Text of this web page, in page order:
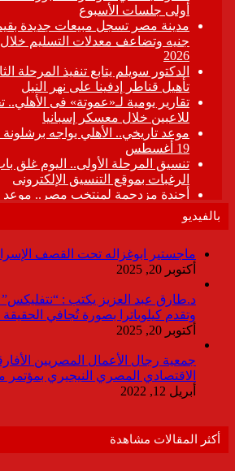
بالفيديو
ماجستير ابوغزاله تحت القصف
أكتوبر 20, 2025
د.طارق عبد العزيز يكتب :
وتقدم كيلوباترا بصورة تُجافي الحقيقة
أكتوبر 20, 2025
جمعية رجال الأعمال المصريين
الاقتصادي المصري النيجيري بمؤتمر
أبريل 12, 2022
أكثر المقالات مشاهدة